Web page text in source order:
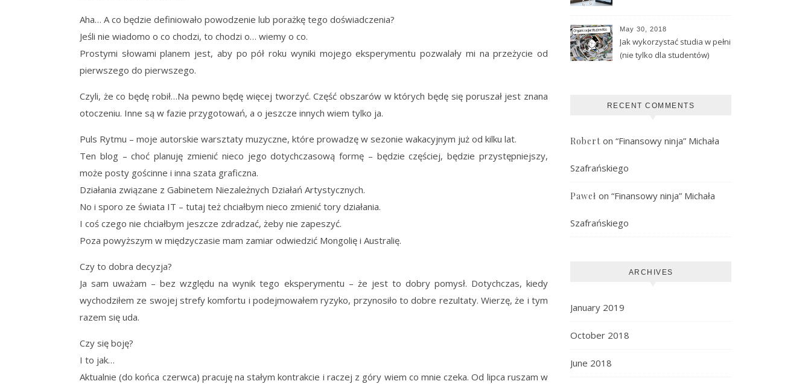
Aha… A co będzie definiowało powodzenie lub porażkę tego doświadczenia?
Jeśli nie wiadomo o co chodzi, to chodzi o… wiemy o co.
Prostymi słowami planem jest, aby po pół roku wyniki mojego eksperymentu pozwalały mi na przeżycie od
pierwszego do pierwszego.
Czyli, że co będę robił…Na pewno będę więcej tworzyć. Część obszarów w których będę się poruszał jest znana
otoczeniu. Inne są w fazie przygotowań, a o jeszcze innych wiem tylko ja.
Puls Rytmu – moje autorskie warsztaty muzyczne, które prowadzę w sezonie wakacyjnym już od kilku lat.
Ten blog – choć planuję zmienić nieco jego dotychczasową formę – będzie częściej, będzie przystępniejszy,
może posty gościnne i inna szata graficzna.
Działania związane z Gabinetem Niezależnych Działań Artystycznych.
No i sporo ze świata IT – tutaj też chciałbym nieco zmienić tory działania.
I coś czego nie chciałbym jeszcze zdradzać, żeby nie zapeszyć.
Poza powyższym w międzyczasie mam zamiar odwiedzić Mongolię i Australię.
Czy to dobra decyzja?
Ja sam uważam – bez względu na wynik tego eksperymentu – że jest to dobry pomysł. Dotychczas, kiedy
wychodziłem ze swojej strefy komfortu i podejmowałem ryzyko, przynosiło to dobre rezultaty. Wierzę, że i tym
razem się uda.
Czy się boję?
I to jak…
Aktualnie (do końca czerwca) pracuję na stałym kontrakcie i raczej z góry wiem co mnie czeka. Od lipca ruszam w
May 30, 2018
Jak wykorzystać studia w pełni
(nie tylko dla studentów)
RECENT COMMENTS
Robert on “Finansowy ninja” Michała
Szafrańskiego
Paweł on “Finansowy ninja” Michała
Szafrańskiego
ARCHIVES
January 2019
October 2018
June 2018